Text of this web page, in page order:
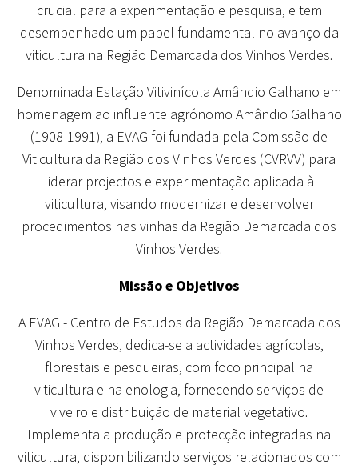
crucial para a experimentação e pesquisa, e tem
desempenhado um papel fundamental no avanço da
viticultura na Região Demarcada dos Vinhos Verdes.
Denominada Estação Vitivinícola Amândio Galhano em
homenagem ao influente agrónomo Amândio Galhano
(1908-1991), a EVAG foi fundada pela Comissão de
Viticultura da Região dos Vinhos Verdes (CVRVV) para
liderar projectos e experimentação aplicada à
viticultura, visando modernizar e desenvolver
procedimentos nas vinhas da Região Demarcada dos
Vinhos Verdes.
Missão e Objetivos
A EVAG - Centro de Estudos da Região Demarcada dos
Vinhos Verdes, dedica-se a actividades agrícolas,
florestais e pesqueiras, com foco principal na
viticultura e na enologia, fornecendo serviços de
viveiro e distribuição de material vegetativo.
Implementa a produção e protecção integradas na
viticultura, disponibilizando serviços relacionados com